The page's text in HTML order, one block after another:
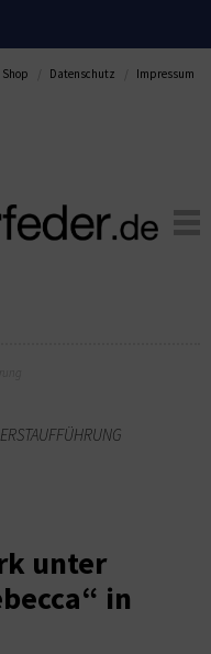
Shop Datenschutz Impressum
unter
in